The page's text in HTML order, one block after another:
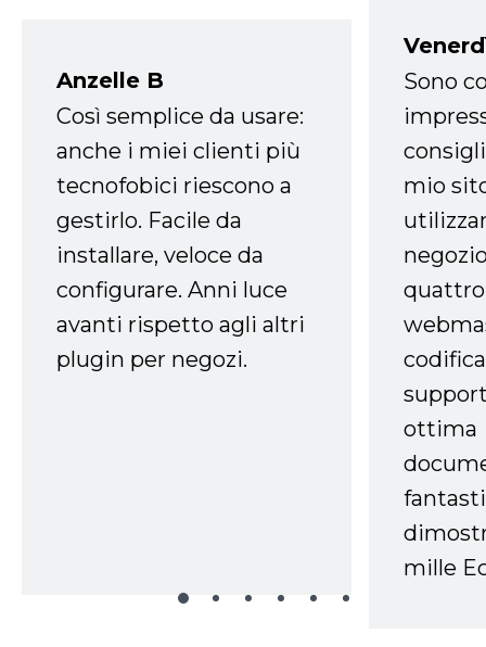
Anzelle B
Così semplice da usare:
anche i miei clienti più
tecnofobici riescono a
gestirlo. Facile da
installare, veloce da
configurare. Anni luce
avanti rispetto agli altri
plugin per negozi.
Sono
mio
ottima
mille